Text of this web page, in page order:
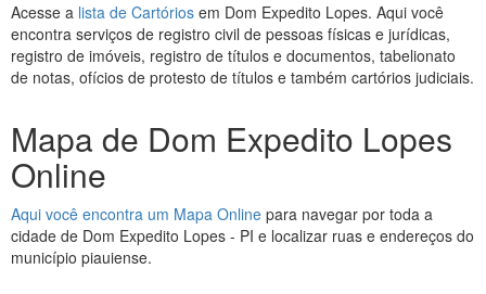
Acesse a lista de Cartórios em Dom Expedito Lopes. Aqui você
encontra serviços de registro civil de pessoas físicas e jurídicas,
registro de imóveis, registro de títulos e documentos, tabelionato
de notas, ofícios de protesto de títulos e também cartórios judiciais.
Mapa de Dom Expedito Lopes
Online
Aqui você encontra um Mapa Online para navegar por toda a
cidade de Dom Expedito Lopes - PI e localizar ruas e endereços do
município piauiense.